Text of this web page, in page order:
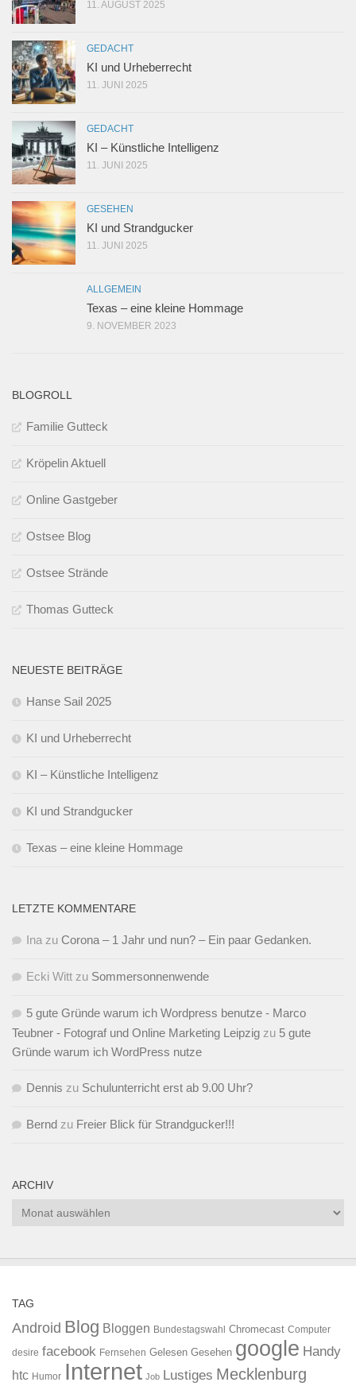
11. AUGUST 2025
GEDACHT
KI und Urheberrecht
11. JUNI 2025
GEDACHT
KI – Künstliche Intelligenz
11. JUNI 2025
GESEHEN
KI und Strandgucker
11. JUNI 2025
ALLGEMEIN
Texas – eine kleine Hommage
9. NOVEMBER 2023
BLOGROLL
Familie Gutteck
Kröpelin Aktuell
Online Gastgeber
Ostsee Blog
Ostsee Strände
Thomas Gutteck
NEUESTE BEITRÄGE
Hanse Sail 2025
KI und Urheberrecht
KI – Künstliche Intelligenz
KI und Strandgucker
Texas – eine kleine Hommage
LETZTE KOMMENTARE
Ina zu Corona – 1 Jahr und nun? – Ein paar Gedanken.
Ecki Witt zu Sommersonnenwende
5 gute Gründe warum ich Wordpress benutze - Marco
Teubner - Fotograf und Online Marketing Leipzig zu 5 gute
Gründe warum ich WordPress nutze
Dennis zu Schulunterricht erst ab 9.00 Uhr?
Bernd zu Freier Blick für Strandgucker!!!
ARCHIV
Archiv
TAG
Android Blog Bloggen Bundestagswahl Chromecast Computer
desire facebook Fernsehen Gelesen Gesehen google Handy
htc Humor Internet Job Lustiges Mecklenburg